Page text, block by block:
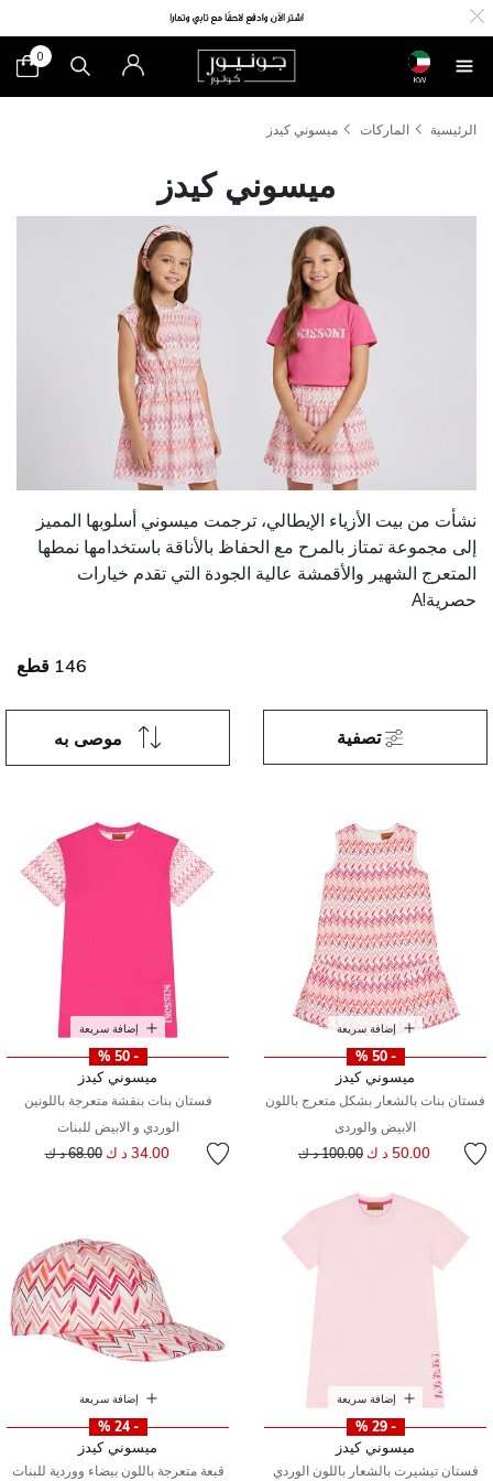
KW
0
الرئيسية الماركات ميسوني كيدز
ميسوني كيدز
نشأت من بيت الأزياء الإيطالي، ترجمت ميسوني أسلوبها المميز
إلى مجموعة تمتاز بالمرح مع الحفاظ بالأناقة باستخدامها نمطها
المتعرج الشهير والأقمشة عالية الجودة التي تقدم خيارات
حصرية!A
146 قطع
موصى به تصفية
إضافة سريعة
- 50 %
ميسوني كيدز
فستان بنات بالشعار بشكل متعرج باللون
الابيض والوردى
50.00 د ك سعر مخفض من
100.00 د ك
إضافة سريعة
- 50 %
ميسوني كيدز
فستان بنات بنقشة متعرجة باللونين
الوردي و الابيض للبنات
34.00 د ك سعر مخفض من
68.00 د ك إلى
إضافة سريعة
- 29 %
ميسوني كيدز
فستان تيشيرت بالشعار باللون الوردي
إضافة سريعة
- 24 %
ميسوني كيدز
قبعة متعرجة باللون بيضاء ووردية للبنات